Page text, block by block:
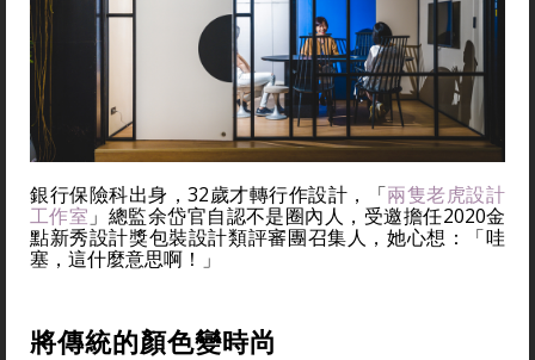
銀行保險科出身，32歲才轉行作設計，「兩隻老虎設計
工作室 」總監余岱官自認不是圈內人，受邀擔任2020金
點新秀設計獎包裝設計類評審團召集人，她心想：「哇
塞，這什麼意思啊！」
將傳統的顏色變時尚